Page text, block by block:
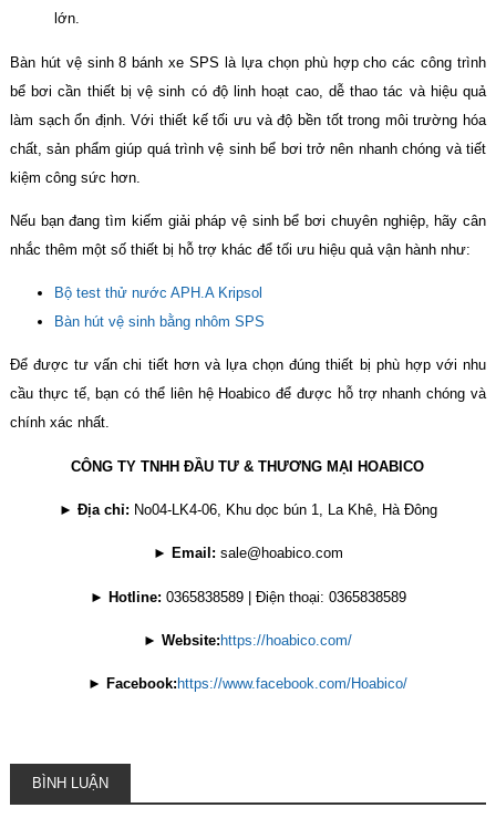
lớn.
Bàn hút vệ sinh 8 bánh xe SPS là lựa chọn phù hợp cho các công trình
bể bơi cần thiết bị vệ sinh có độ linh hoạt cao, dễ thao tác và hiệu quả
làm sạch ổn định. Với thiết kế tối ưu và độ bền tốt trong môi trường hóa
chất, sản phẩm giúp quá trình vệ sinh bể bơi trở nên nhanh chóng và tiết
kiệm công sức hơn.
Nếu bạn đang tìm kiếm giải pháp vệ sinh bể bơi chuyên nghiệp, hãy cân
nhắc thêm một số thiết bị hỗ trợ khác để tối ưu hiệu quả vận hành như:
Bộ test thử nước APH.A Kripsol
Bàn hút vệ sinh bằng nhôm SPS
Để được tư vấn chi tiết hơn và lựa chọn đúng thiết bị phù hợp với nhu
cầu thực tế, bạn có thể liên hệ Hoabico để được hỗ trợ nhanh chóng và
chính xác nhất.
CÔNG TY TNHH ĐẦU TƯ & THƯƠNG MẠI HOABICO
► Địa chỉ: No04-LK4-06, Khu dọc bún 1, La Khê, Hà Đông
► Email: sale@hoabico.com
► Hotline: 0365838589 | Điện thoại: 0365838589
►Website: https://hoabico.com/
► Facebook: https://www.facebook.com/Hoabico/
BÌNH LUẬN